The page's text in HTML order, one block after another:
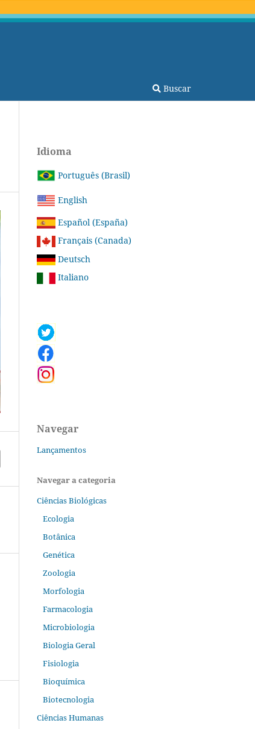
Buscar
Idioma
Português (Brasil)
English
Español (España)
Français (Canada)
Deutsch
Italiano
Navegar
Lançamentos
Navegar a categoria
Ciências Biológicas
Ecologia
Botânica
Genética
Zoologia
Morfologia
Farmacologia
Microbiologia
Biologia Geral
Fisiologia
Bioquímica
Biotecnologia
Ciências Humanas